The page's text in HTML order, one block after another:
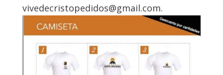
vivedecristopedidos@gmail.com.